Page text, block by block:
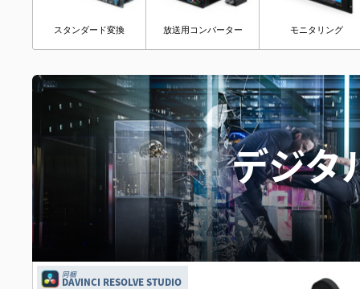
スタンダード変換 放送用コンバーター モニタリング
デジタ
同梱
DAVINCI RESOLVE STUDIO